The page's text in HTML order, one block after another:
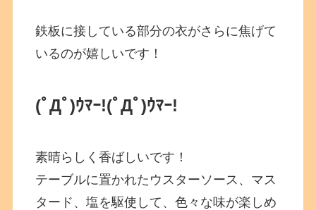
鉄板に接している部分の衣がさらに焦げて
いるのが嬉しいです！
(ﾟДﾟ)ｳﾏｰ!(ﾟДﾟ)ｳﾏｰ!
素晴らしく香ばしいです！
テーブルに置かれたウスターソース、マス
タード、塩を駆使して、色々な味が楽しめ